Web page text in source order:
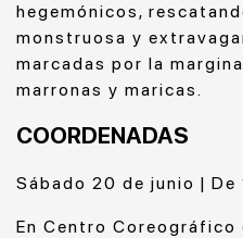
hegemónicos,
monstruosa y
marcadas por la
marronas y maricas.
COORDENADAS
Sábado 20 de junio |
En Centro